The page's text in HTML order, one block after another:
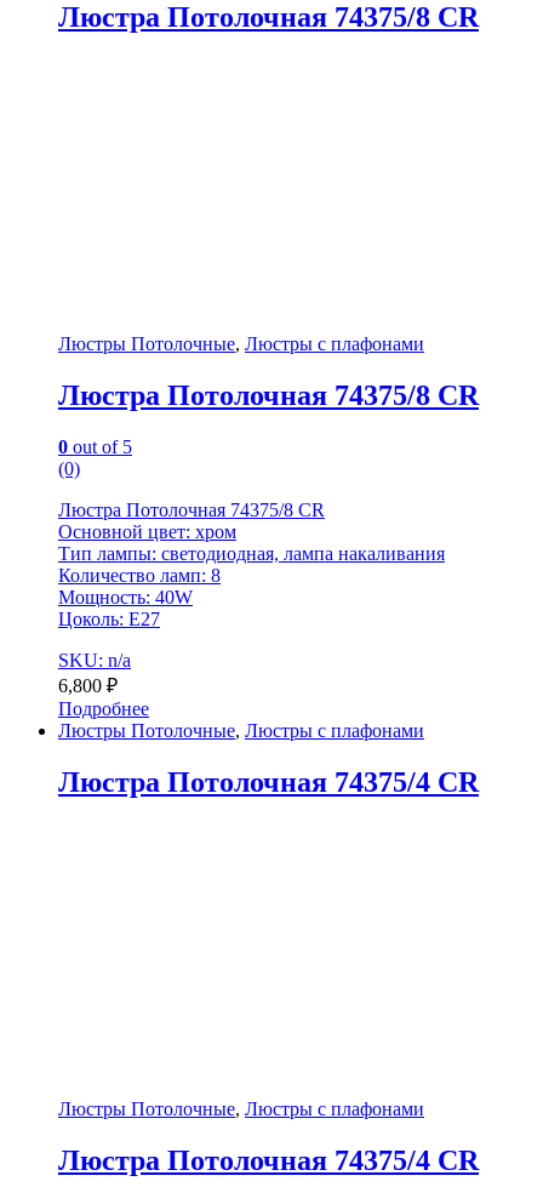
Люстра Потолочная 74375/8 CR
Люстры Потолочные, Люстры с плафонами
Люстра Потолочная 74375/8 CR
0 out of 5
(0)
Люстра Потолочная 74375/8 CR
Основной цвет: хром
Тип лампы: светодиодная, лампа накаливания
Количество ламп: 8
Мощность: 40W
Цоколь: E27
SKU: n/a
6,800 ₽
Подробнее
Люстры Потолочные, Люстры с плафонами
Люстра Потолочная 74375/4 CR
Люстры Потолочные, Люстры с плафонами
Люстра Потолочная 74375/4 CR